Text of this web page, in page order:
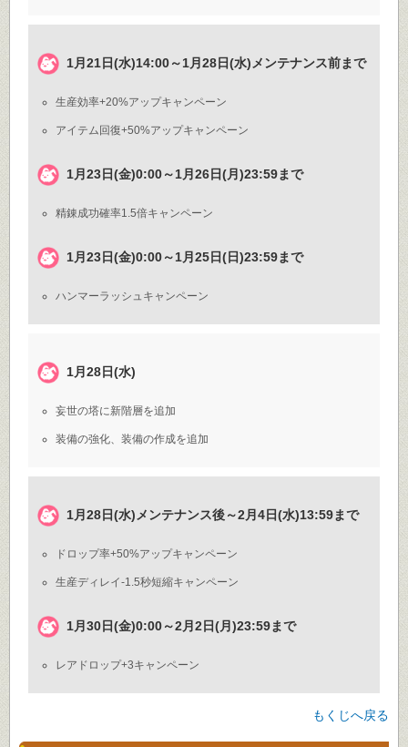
1月21日(水)14:00～1月28日(水)メンテナンス前まで
生産効率+20%アップキャンペーン
アイテム回復+50%アップキャンペーン
1月23日(金)0:00～1月26日(月)23:59まで
精錬成功確率1.5倍キャンペーン
1月23日(金)0:00～1月25日(日)23:59まで
ハンマーラッシュキャンペーン
1月28日(水)
妄世の塔に新階層を追加
装備の強化、装備の作成を追加
1月28日(水)メンテナンス後～2月4日(水)13:59まで
ドロップ率+50%アップキャンペーン
生産ディレイ-1.5秒短縮キャンペーン
1月30日(金)0:00～2月2日(月)23:59まで
レアドロップ+3キャンペーン
もくじへ戻る